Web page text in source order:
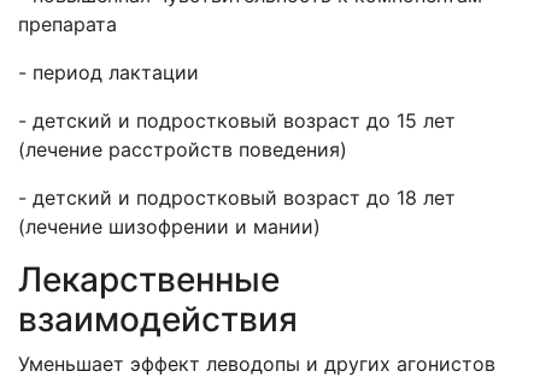
препарата
- период лактации
- детский и подростковый возраст до 15 лет
(лечение расстройств поведения)
- детский и подростковый возраст до 18 лет
(лечение шизофрении и мании)
Лекарственные
взаимодействия
Уменьшает эффект леводопы и других агонистов